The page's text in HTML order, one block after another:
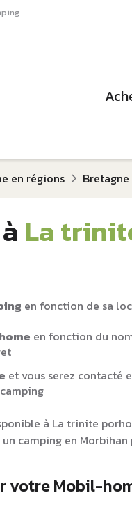
en régions Bretagne
La
en fonction de sa
en fonction du
et vous serez contacté
à La trinite
camping en
votre Mobil-